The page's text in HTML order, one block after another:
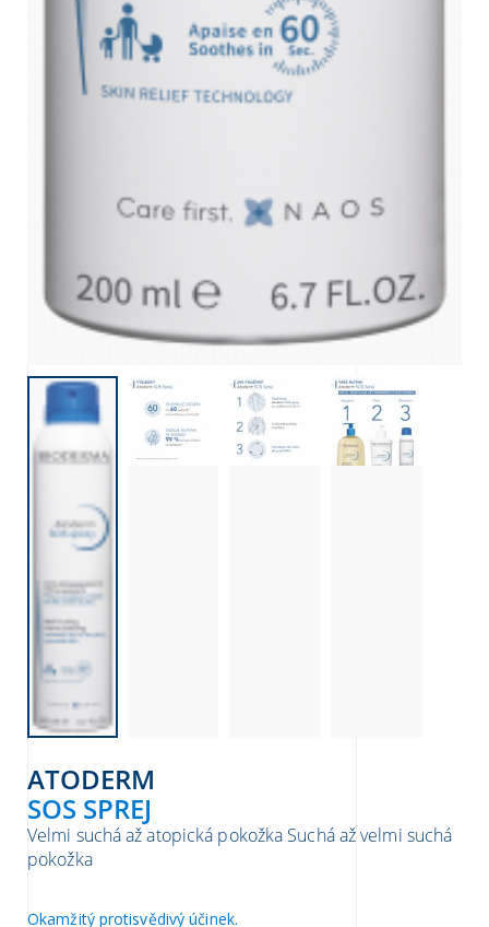
ATODERM
SOS SPREJ
Velmi suchá až atopická pokožka Suchá až velmi suchá
pokožka
Okamžitý protisvědivý účinek.